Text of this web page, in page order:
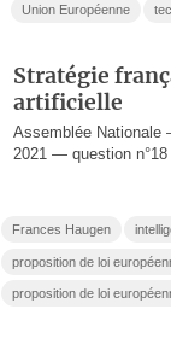
Union Européenne
Stratégie
artificielle
Assemblée
2021 — question n°18
Frances Haugen
proposition de loi
proposition de loi